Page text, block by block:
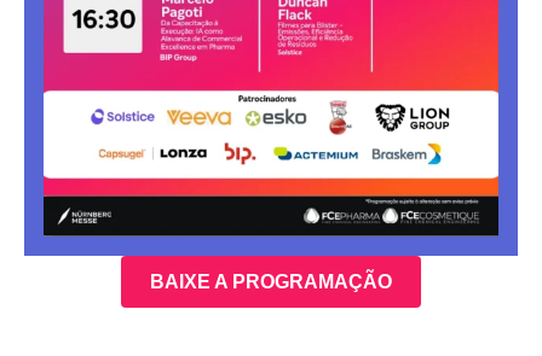
BAIXE A PROGRAMAÇÃO